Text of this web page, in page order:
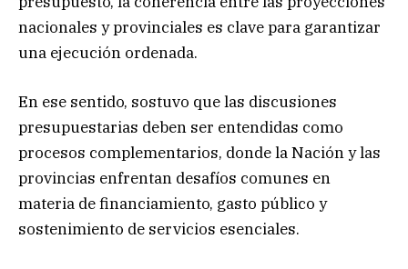
nacionales y provinciales es clave para garantizar
una ejecución ordenada.
En ese sentido, sostuvo que las discusiones
presupuestarias deben ser entendidas como
procesos complementarios, donde la Nación y las
provincias enfrentan desafíos comunes en
materia de financiamiento, gasto público y
sostenimiento de servicios esenciales.